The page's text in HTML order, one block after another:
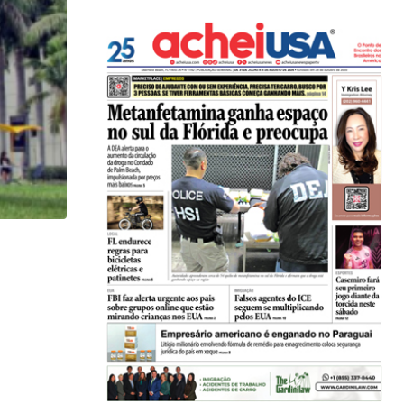
HISTÓRICO
Açaí é reconhecido oficialmente como fruto
21/01/2026